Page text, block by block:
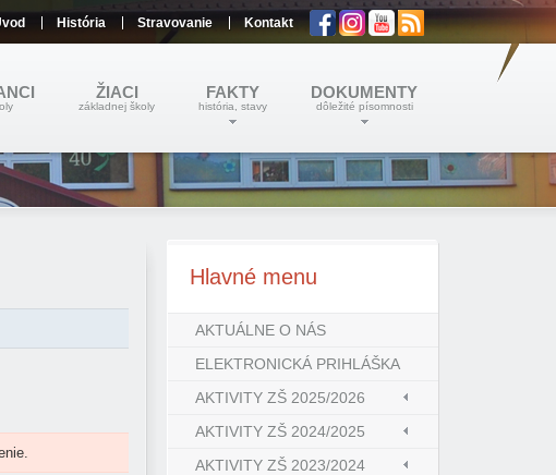
História Stravovanie Kontakt
DOKUMENTY
dôležité písomnosti
FAKTY
história, stavy
ŽIACI
základnej školy
Hlavné menu
AKTUÁLNE O NÁS
ELEKTRONICKÁ PRIHLÁŠKA
AKTIVITY ZŠ 2025/2026
AKTIVITY ZŠ 2024/2025
AKTIVITY ZŠ 2023/2024